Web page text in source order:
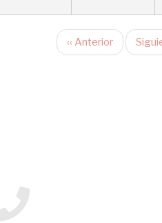
‹‹ Anterior